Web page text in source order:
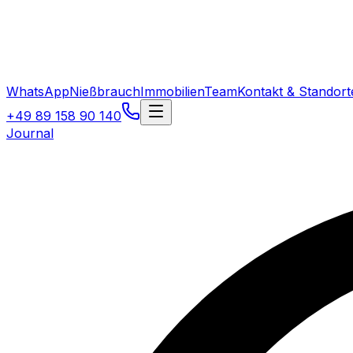
WhatsAppNießbrauchImmobilienTeamKontakt &
+49 89 158 90 140
Journal